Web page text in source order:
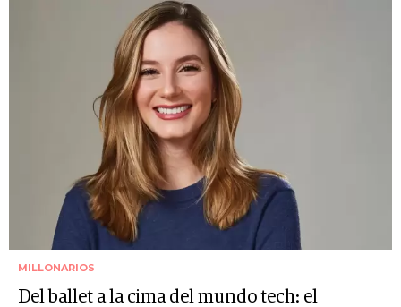
MILLONARIOS
Del ballet a la cima del mundo tech: el